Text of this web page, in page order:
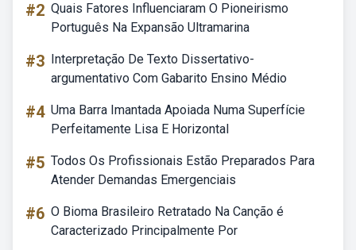
#2 Quais Fatores Influenciaram O Pioneirismo
Português Na Expansão Ultramarina
#3 Interpretação De Texto Dissertativo-
argumentativo Com Gabarito Ensino Médio
#4 Uma Barra Imantada Apoiada Numa Superfície
Perfeitamente Lisa E Horizontal
#5 Todos Os Profissionais Estão Preparados Para
Atender Demandas Emergenciais
#6 O Bioma Brasileiro Retratado Na Canção é
Caracterizado Principalmente Por